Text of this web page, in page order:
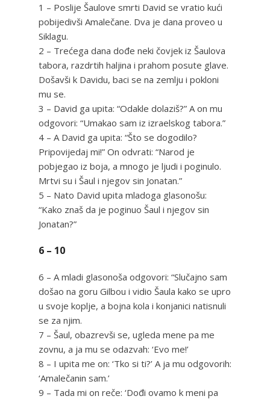
1 – Poslije Šaulove smrti David se vratio kući
pobijedivši Amalečane. Dva je dana proveo u
Siklagu.
2 – Trećega dana dođe neki čovjek iz Šaulova
tabora, razdrtih haljina i prahom posute glave.
Došavši k Davidu, baci se na zemlju i pokloni
mu se.
3 – David ga upita: “Odakle dolaziš?” A on mu
odgovori: “Umakao sam iz izraelskog tabora.”
4 – A David ga upita: “Što se dogodilo?
Pripovijedaj mi!” On odvrati: “Narod je
pobjegao iz boja, a mnogo je ljudi i poginulo.
Mrtvi su i Šaul i njegov sin Jonatan.”
5 – Nato David upita mladoga glasonošu:
“Kako znaš da je poginuo Šaul i njegov sin
Jonatan?”
6 – 10
6 – A mladi glasonoša odgovori: “Slučajno sam
došao na goru Gilbou i vidio Šaula kako se upro
u svoje koplje, a bojna kola i konjanici natisnuli
se za njim.
7 – Šaul, obazrevši se, ugleda mene pa me
zovnu, a ja mu se odazvah: ‘Evo me!’
8 – I upita me on: ‘Tko si ti?’ A ja mu odgovorih:
‘Amalečanin sam.’
9 – Tada mi on reče: ‘Dođi ovamo k meni pa